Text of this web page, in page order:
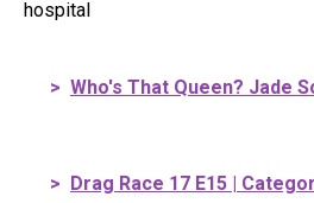
> Who's That Queen? Jade
> Drag Race 17 E15 |